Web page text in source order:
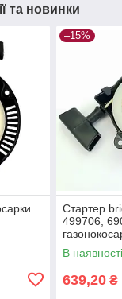
та новинки
–15%
Стартер
499706,
Viking, ALKO
В наявності
639,20 ₴